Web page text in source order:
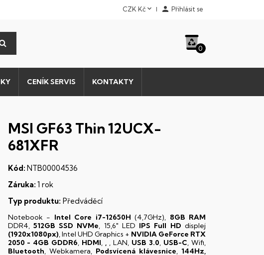
CZK Kč  Přihlásit se
0
CENÍK SERVIS KONTAKTY
MSI GF63 Thin 12UCX-
681XFR
Kód: NTB00004536
Záruka: 1 rok
Typ produktu: Předváděcí
Notebook - Intel Core i7-12650H (4,7GHz), 8GB RAM
DDR4, 512GB SSD NVMe, 15,6" LED IPS Full HD displej
(1920x1080px), Intel UHD Graphics + NVIDIA GeForce RTX
2050 - 4GB GDDR6, HDMI, , , LAN, USB 3.0, USB-C, Wifi,
Bluetooth, Webkamera, Podsvícená klávesnice, 144Hz,